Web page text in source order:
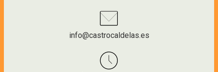
info@castrocaldelas.es